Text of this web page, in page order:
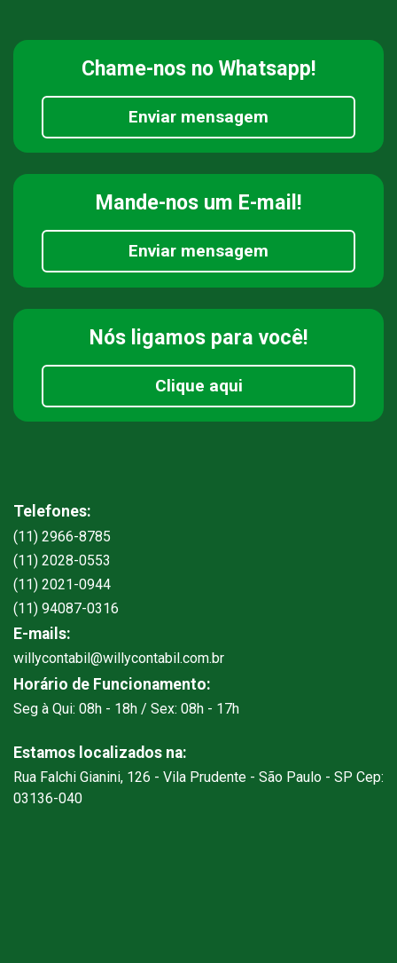
Chame-nos no Whatsapp!
Enviar mensagem
Mande-nos um E-mail!
Enviar mensagem
Nós ligamos para você!
Clique aqui
Telefones:
(11) 2966-8785
(11) 2028-0553
(11) 2021-0944
(11) 94087-0316
E-mails:
willycontabil@willycontabil.com.br
Horário de Funcionamento:
Seg à Qui: 08h - 18h / Sex: 08h - 17h
Estamos localizados na:
Rua Falchi Gianini, 126 - Vila Prudente - São Paulo - SP Cep:
03136-040